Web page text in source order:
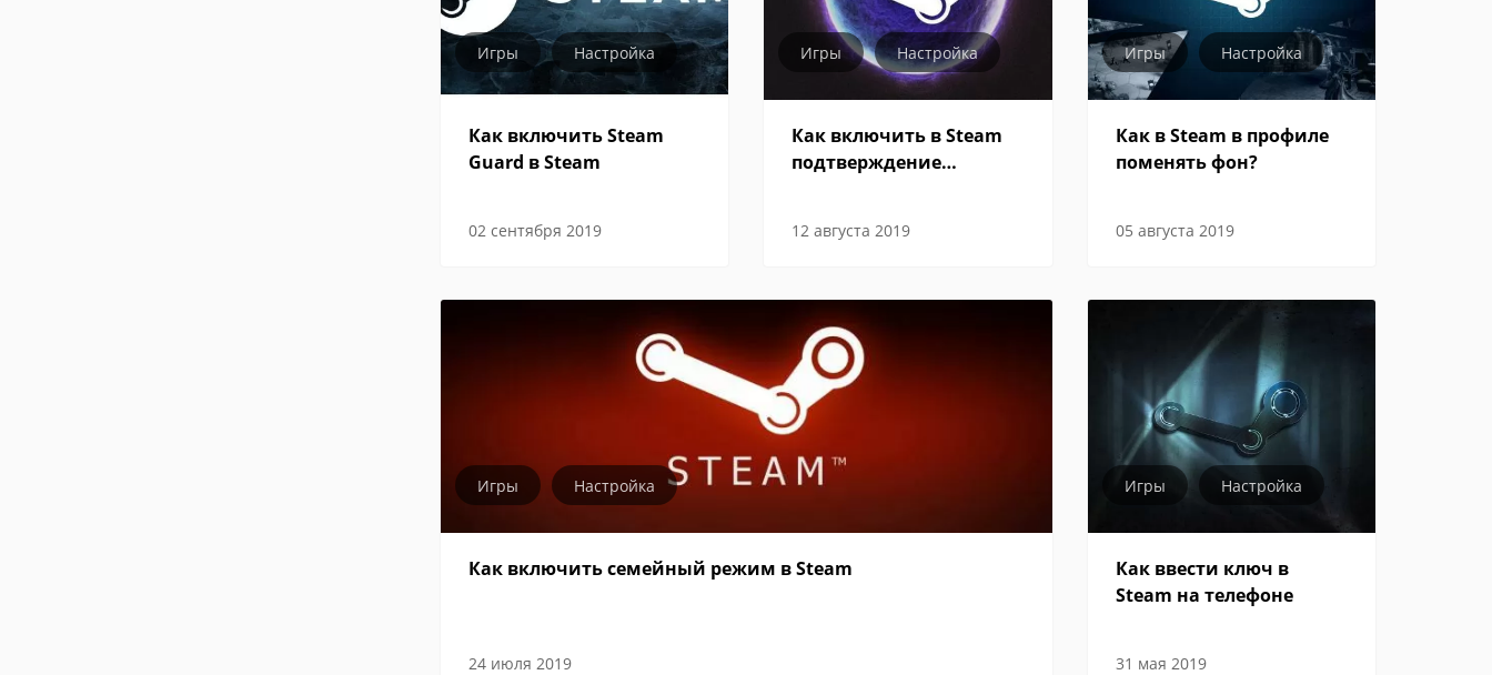
Игры Настройка
Как включить Steam
Guard в Steam
02 сентября 2019
Игры Настройка
Как включить в Steam
подтверждение
12 августа 2019
Игры Настройка
Как в Steam в профиле
поменять фон?
05 августа 2019
Игры Настройка
Как включить семейный режим в Steam
24 июля 2019
Игры Настройка
Как ввести ключ в
Steam на телефоне
31 мая 2019